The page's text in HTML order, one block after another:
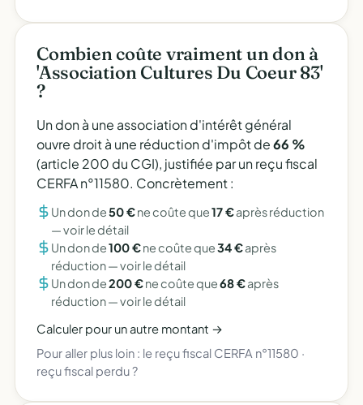
Combien coûte vraiment un don à
'Association Cultures Du Coeur 83'
?
Un don à une association d'intérêt général
ouvre droit à une réduction d'impôt de66 %
(article 200 du CGI), justifiée par un reçu fiscal
CERFA n°11580. Concrètement :
Un don de50 €ne coûte que17 €après réduction
—voir le détail
Un don de100 €ne coûte que34 €après
réduction —voir le détail
Un don de200 €ne coûte que68 €après
réduction —voir le détail
Calculer pour un autre montant →
Pour aller plus loin : le reçu fiscal CERFA n°11580 ·
reçu fiscal perdu ?